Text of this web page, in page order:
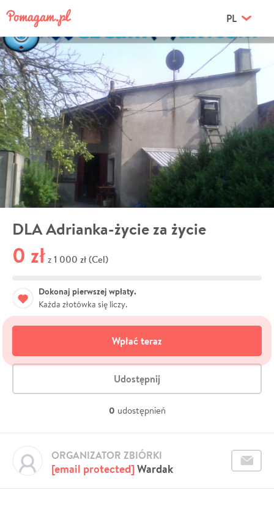
PL
DLA Adrianka-życie za życie
0 zł z 1 000 zł (Cel)
Dokonaj pierwszej wpłaty.
Każda złotówka się liczy.
Wpłać teraz
Udostępnij
0 udostępnień
[email protected]Wardak
ORGANIZATOR ZBIÓRKI